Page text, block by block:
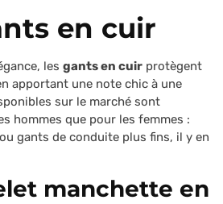
en cuir
les gants en cuir protègent
apportant une note chic à une
sur le marché sont
hommes que pour les femmes :
gants de conduite plus fins, il y en
manchette en